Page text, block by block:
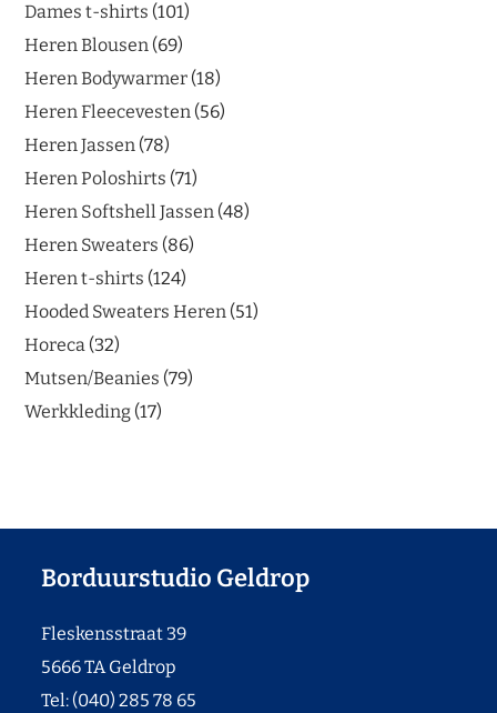
Dames t-shirts 101
Heren Blousen 69
Heren Bodywarmer 18
Heren Fleecevesten 56
Heren Jassen 78
Heren Poloshirts 71
Heren Softshell Jassen 48
Heren Sweaters 86
Heren t-shirts 124
Hooded Sweaters Heren 51
Horeca 32
Mutsen/Beanies 79
Werkkleding 17
Borduurstudio Geldrop
Fleskensstraat 39
5666 TA Geldrop
Tel: (040) 285 78 65